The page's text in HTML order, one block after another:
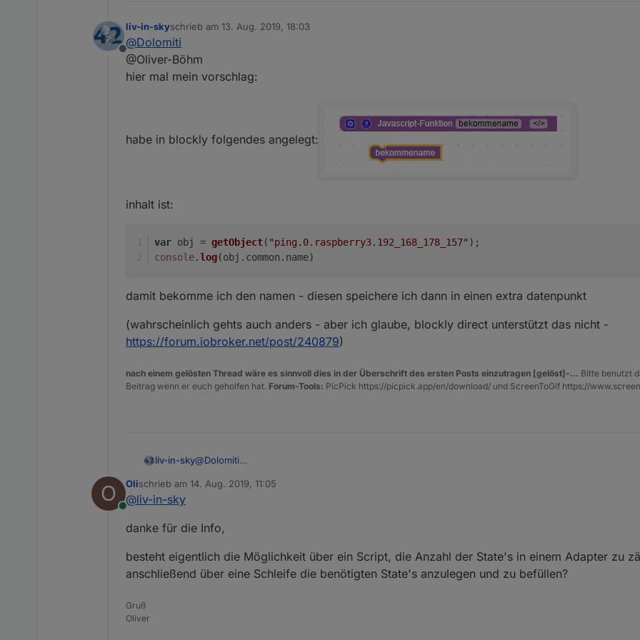
Offline
liv-in-skyschrieb am 13. Aug. 2019, 18:03
zuletzt editiert von
@Dolomiti
@Oliver-Böhm
hier mal mein vorschlag:
habe in blockly folgendes angelegt:
inhalt ist:
var obj = getObject( "ping.0.raspberry3.192_168_178_157" );
console.log(obj. common . name)
damit bekomme ich den namen - diesen speichere ich dann in einen extra datenpunkt
(wahrscheinlich gehts auch anders - aber ich glaube, blockly direct unterstützt das nicht -
https://forum.iobroker.net/post/240879)
nach einem gelösten Thread wäre es sinnvoll dies in der Überschrift des ersten Posts einzutragen [gelöst]-... Bitte benutzt
Beitrag wenn er euch geholfen hat. Forum-Tools: PicPick https://picpick.app/en/download/ und ScreenToGif https://
liv-in-sky@Dolomiti
hier mal mein vorschlag:
O
Online
Olischrieb am 14. Aug. 2019, 11:05
zuletzt editiert von
@liv-in-sky
danke für die Info,
besteht eigentlich die Möglichkeit über ein Script, die Anzahl der State's in einem Adapter zu
anschließend über eine Schleife die benötigten State's anzulegen und zu befüllen?
Gruß
Oliver